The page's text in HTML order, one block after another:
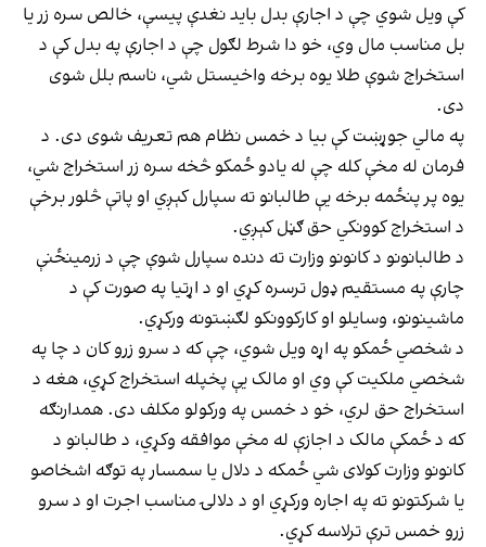
کې ویل شوي چې د اجارې بدل باید نغدې پیسې، خالص سره زر یا
بل مناسب مال وي، خو دا شرط لګول چې د اجارې په بدل کې د
استخراج شوې طلا یوه برخه واخیستل شي، ناسم بلل شوی
دی.
په مالي جوړښت کې بیا د خمس نظام هم تعریف شوی دی. د
فرمان له مخې کله چې له یادو ځمکو څخه سره زر استخراج شي،
یوه پر پنځمه برخه یې طالبانو ته سپارل کېږي او پاتې څلور برخې
د استخراج کوونکي حق ګڼل کېږي.
د طالبانونو د کانونو وزارت ته دنده سپارل شوې چې د زرمینځنې
چارې په مستقیم ډول ترسره کړي او د اړتیا په صورت کې د
ماشینونو، وسایلو او کارکوونکو لګښتونه ورکړي.
د شخصي ځمکو په اړه ویل شوي، چې که د سرو زرو کان د چا په
شخصي ملکیت کې وي او مالک یې پخپله استخراج کړي، هغه د
استخراج حق لري، خو د خمس په ورکولو مکلف دی. همدارنګه
که د ځمکې مالک د اجازې له مخې موافقه وکړي، د طالبانو د
کانونو وزارت کولای شي ځمکه د دلال یا سمسار په توګه اشخاصو
یا شرکتونو ته په اجاره ورکړي او د دلالۍ مناسب اجرت او د سرو
زرو خمس ترې ترلاسه کړي.